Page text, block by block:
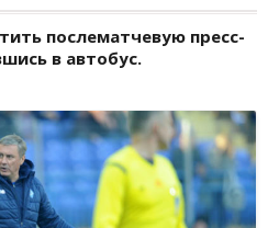
послематчевую пресс-
в автобус.